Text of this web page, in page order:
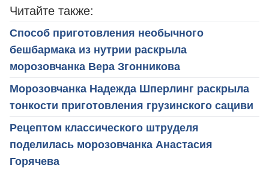
Читайте также:
Способ приготовления необычного
бешбармака из нутрии раскрыла
морозовчанка Вера Згонникова
Морозовчанка Надежда Шперлинг раскрыла
тонкости приготовления грузинского сациви
Рецептом классического штруделя
поделилась морозовчанка Анастасия
Горячева